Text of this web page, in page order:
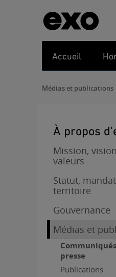
Accueil
Médias et publications
À propos
Mission,
valeurs
Statut,
territoire
Gouvernance
Médias et
presse
Publications